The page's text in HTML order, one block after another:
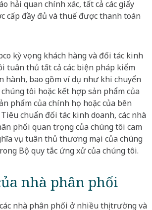
hải quan chính xác, tất cả các giấy
cấp đầy đủ và thuế được thanh toán
kỳ vọng khách hàng và đối tác kinh
tuân thủ tất cả các biện pháp kiểm
hành, bao gồm ví dụ như khi chuyển
tôi hoặc kết hợp sản phẩm của
phẩm của chính họ hoặc của bên
Tiêu chuẩn đối tác kinh doanh, các nhà
phối quan trọng của chúng tôi cam
vụ tuân thủ thương mại của chúng
Bộ quy tắc ứng xử của chúng tôi.
nhà phân phối
nhà phân phối ở nhiều thị trường và